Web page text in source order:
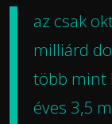
az csak
milliárd
több mint
éves 3,5